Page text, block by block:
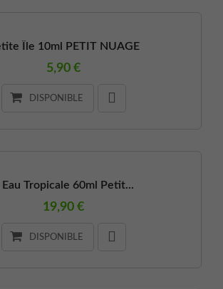
Île 10ml PETIT NUAGE
5,90 €
DISPONIBLE
Eau Tropicale 60ml Petit...
19,90 €
DISPONIBLE